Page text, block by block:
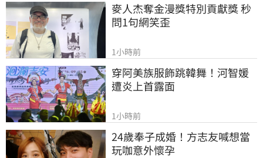
麥人杰奪金漫獎特別貢獻獎 秒
問1句網笑歪
1小時前
穿阿美族服飾跳韓舞！河智媛
遭炎上首露面
1小時前
24歲奉子成婚！方志友喊想當
玩咖意外懷孕